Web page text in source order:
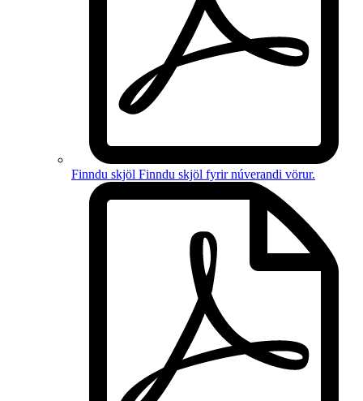
Finndu skjöl Finndu skjöl fyrirnúverandi vörur.